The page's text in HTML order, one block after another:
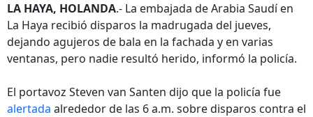
LA HAYA, HOLANDA.- La embajada de Arabia Saudí en
La Haya recibió disparos la madrugada del jueves,
dejando agujeros de bala en la fachada y en varias
ventanas, pero nadie resultó herido, informó la policía.
El portavoz Steven van Santen dijo que la policía fue
alertada alrededor de las 6 a.m. sobre disparos contra el